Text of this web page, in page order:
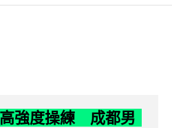
強度操練 成都男